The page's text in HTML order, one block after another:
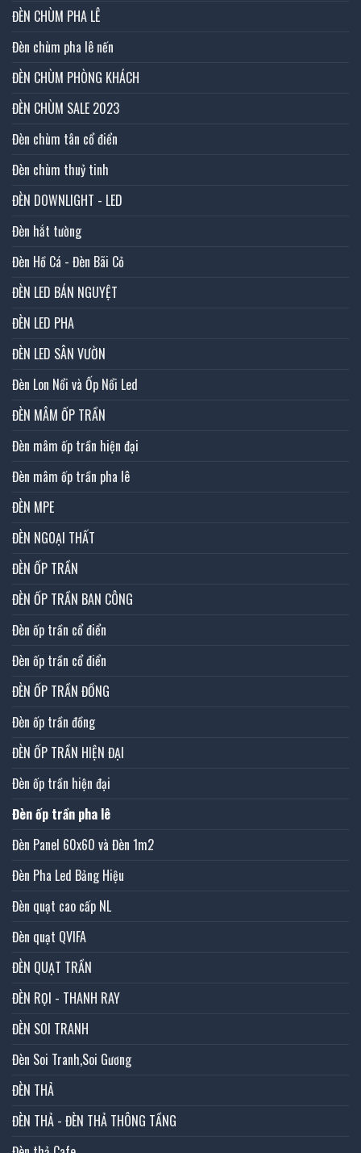
ĐÈN CHÙM PHA LÊ
Đèn chùm pha lê nến
ĐÈN CHÙM PHÒNG KHÁCH
ĐÈN CHÙM SALE 2023
Đèn chùm tân cổ điển
Đèn chùm thuỷ tinh
ĐÈN DOWNLIGHT - LED
Đèn hắt tường
Đèn Hồ Cá - Đèn Bãi Cỏ
ĐÈN LED BÁN NGUYỆT
ĐÈN LED PHA
ĐÈN LED SÂN VƯỜN
Đèn Lon Nổi và Ốp Nổi Led
ĐÈN MÂM ỐP TRẦN
Đèn mâm ốp trần hiện đại
Đèn mâm ốp trần pha lê
ĐÈN MPE
ĐÈN NGOẠI THẤT
ĐÈN ỐP TRẦN
ĐÈN ỐP TRẦN BAN CÔNG
Đèn ốp trần cổ điển
Đèn ốp trần cổ điển
ĐÈN ỐP TRẦN ĐỒNG
Đèn ốp trần đồng
ĐÈN ỐP TRẦN HIỆN ĐẠI
Đèn ốp trần hiện đại
Đèn ốp trần pha lê
Đèn Panel 60x60 và Đèn 1m2
Đèn Pha Led Bảng Hiệu
Đèn quạt cao cấp NL
Đèn quạt QVIFA
ĐÈN QUẠT TRẦN
ĐÈN RỌI - THANH RAY
ĐÈN SOI TRANH
Đèn Soi Tranh,Soi Gương
ĐÈN THẢ
ĐÈN THẢ - ĐÈN THẢ THÔNG TẦNG